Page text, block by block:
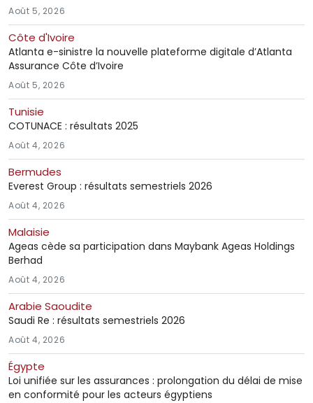
Août 5, 2026
Côte d'Ivoire
Atlanta e-sinistre la nouvelle plateforme digitale d’Atlanta
Assurance Côte d’Ivoire
Août 5, 2026
Tunisie
COTUNACE : résultats 2025
Août 4, 2026
Bermudes
Everest Group : résultats semestriels 2026
Août 4, 2026
Malaisie
Ageas cède sa participation dans Maybank Ageas Holdings
Berhad
Août 4, 2026
Arabie Saoudite
Saudi Re : résultats semestriels 2026
Août 4, 2026
Égypte
Loi unifiée sur les assurances : prolongation du délai de mise
en conformité pour les acteurs égyptiens